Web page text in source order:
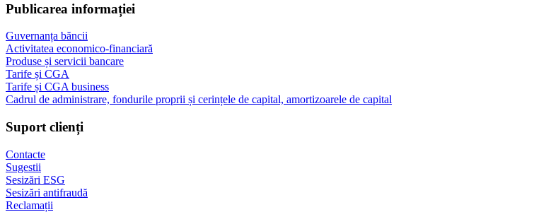
Publicarea informației
Guvernanța băncii
Activitatea economico-financiară
Produse și servicii bancare
Tarife și CGA
Tarife și CGA business
Cadrul de administrare, fondurile proprii și cerințele de capital, amortizoarele de capital
Suport clienți
Contacte
Sugestii
Sesizări ESG
Sesizări antifraudă
Reclamații